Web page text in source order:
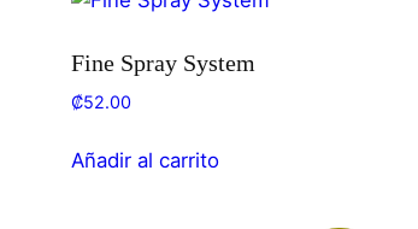
Fine Spray System
₡52.00
Añadir al carrito